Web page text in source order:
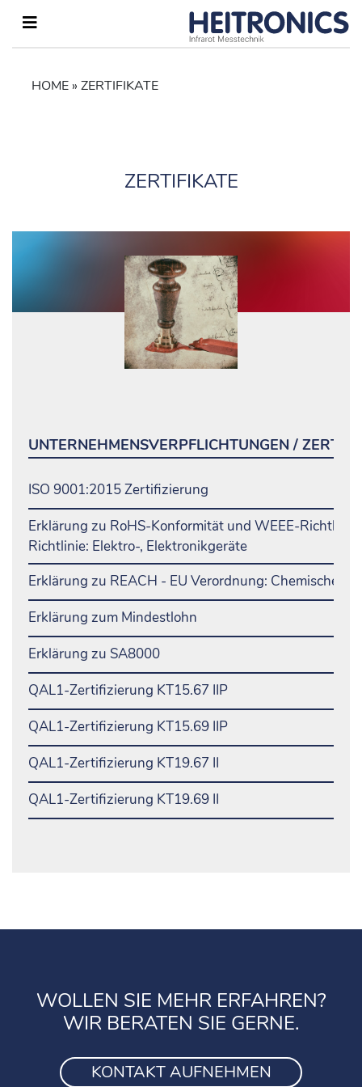
HOME » ZERTIFIKATE
ZERTIFIKATE
UNTERNEHMENSVERPFLICHTUNGEN /
ISO 9001:2015 Zertifizierung
Erklärung zu RoHS-Konformität und WEEE-Richtlinie
Richtlinie: Elektro-, Elektronikgeräte
Erklärung zu REACH - EU Verordnung: Chemische
Erklärung zum Mindestlohn
Erklärung zu SA8000
QAL1-Zertifizierung KT15.67 IIP
QAL1-Zertifizierung KT15.69 IIP
QAL1-Zertifizierung KT19.67 II
QAL1-Zertifizierung KT19.69 II
WOLLEN SIE MEHR ERFAHREN?
WIR BERATEN SIE GERNE.
KONTAKT AUFNEHMEN